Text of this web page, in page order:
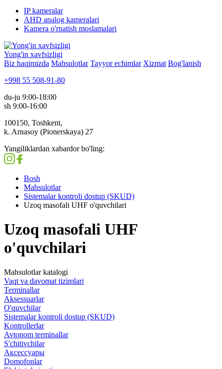
IP kameralar
AHD analog kameralari
Kamera o'rnatish moslamalari
Yong'in xavfsizligi
Biz haqimizda Mahsulotlar Tayyor echimlar Xizmat Bog'lanish
+998 55 508-91-80
du-ju 9:00-18:00
sh 9:00-16:00
100150, Toshkent,
k. Arnasoy (Pionerskaya) 27
Yangiliklardan xabardor bo'ling:
Bosh
Mahsulotlar
Sistemalar kontroli dostup (SKUD)
Uzoq masofali UHF o'quvchilari
Uzoq masofali UHF
o'quvchilari
Mahsulotlar katalogi
Vaqt va davomat tizimlari
Terminallar
Aksessuarlar
O'quvchilar
Sistemalar kontroli dostup (SKUD)
Kontrollerlar
Avtonom terminallar
S'chitivchilar
Аксессуары
Domofonlar